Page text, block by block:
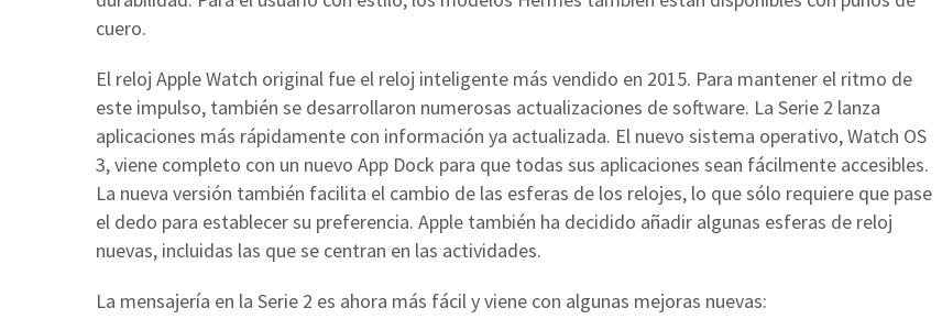
cuero.
El reloj Apple Watch original fue el reloj inteligente más vendido en 2015. Para mantener el ritmo de
este impulso, también se desarrollaron numerosas actualizaciones de software. La Serie 2 lanza
aplicaciones más rápidamente con información ya actualizada. El nuevo sistema operativo, Watch OS
3, viene completo con un nuevo App Dock para que todas sus aplicaciones sean fácilmente accesibles.
La nueva versión también facilita el cambio de las esferas de los relojes, lo que sólo requiere que pase
el dedo para establecer su preferencia. Apple también ha decidido añadir algunas esferas de reloj
nuevas, incluidas las que se centran en las actividades.
La mensajería en la Serie 2 es ahora más fácil y viene con algunas mejoras nuevas: